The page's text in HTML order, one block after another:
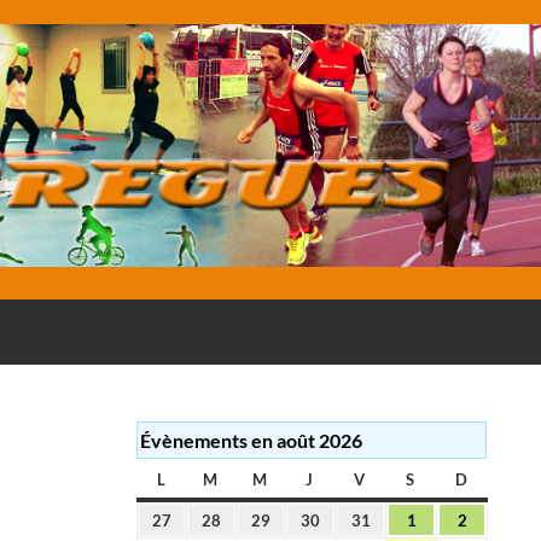
Évènements en août 2026
L LUNDI
M MARDI
M MERCREDI
J JEUDI
V VENDREDI
S SAMEDI
D
27 28 29 30 31 1 2